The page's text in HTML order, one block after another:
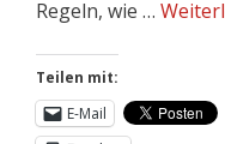
Regeln, wie …
Teilen mit:
E-Mail